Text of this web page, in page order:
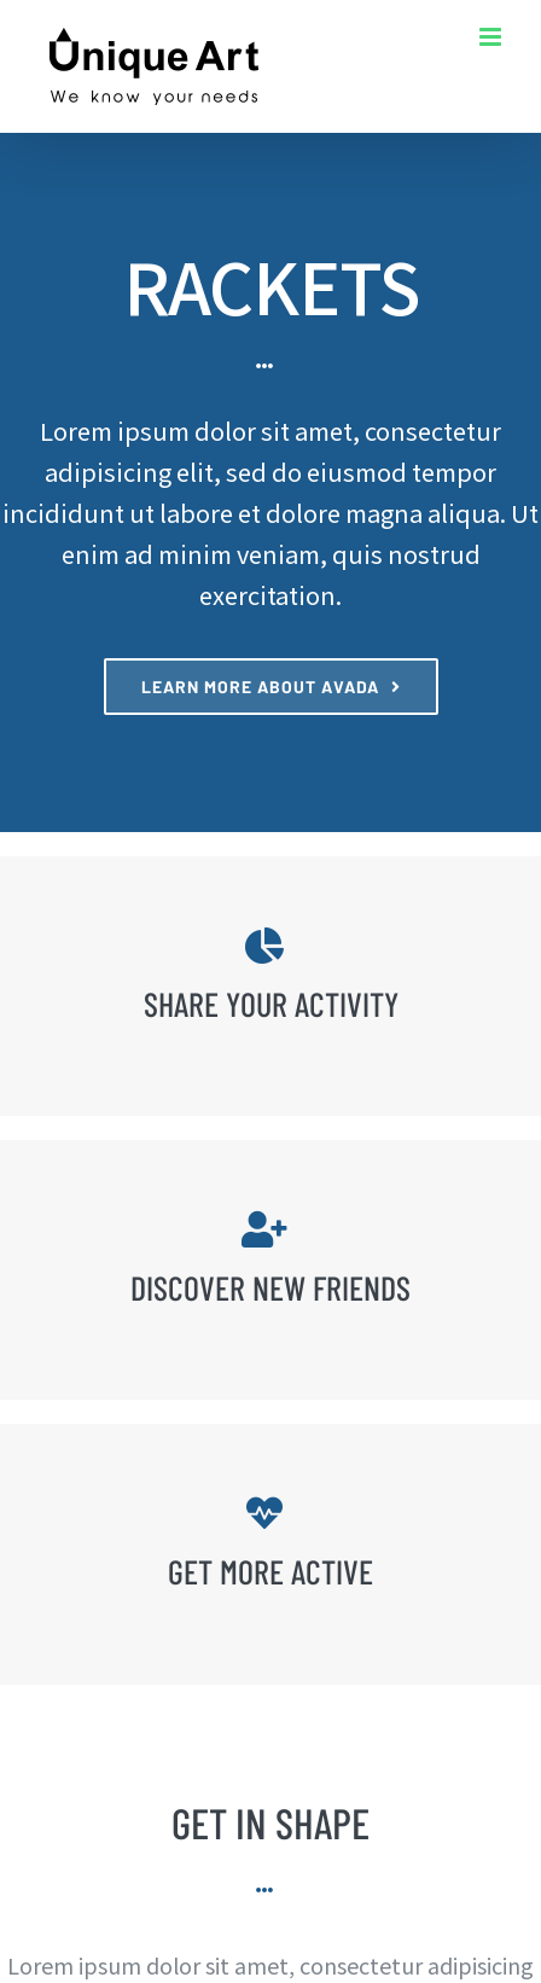
content
RACKETS
Lorem ipsum dolor sit amet, consectetur
adipisicing elit, sed do eiusmod tempor
incididunt ut labore et dolore magna aliqua. Ut
enim ad minim veniam, quis nostrud
exercitation.
LEARN MORE ABOUT AVADA
SHARE YOUR ACTIVITY
DISCOVER NEW FRIENDS
GET MORE ACTIVE
GET IN SHAPE
Lorem ipsum dolor sit amet, consectetur adipisicing